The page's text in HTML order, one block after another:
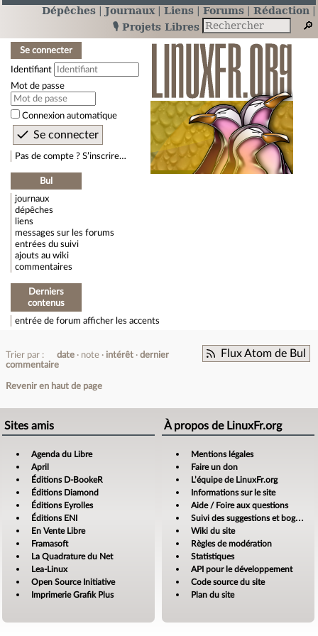
Dépêches Journaux Liens Forums
Rédaction
🎙️ Projets Libres
Se connecter
Identifiant
Mot de passe
Connexion automatique
Pas de compte ? S’inscrire…
Bul
journaux
dépêches
liens
messages sur les forums
entrées du suivi
ajouts au wiki
commentaires
Derniers
contenus
entrée de forum afficher les accents
Flux Atom de Bul
Trier par : date note intérêt
dernier
commentaire
Revenir en haut de page
Sites amis
Agenda du Libre
April
Éditions D-BookeR
Éditions Diamond
Éditions Eyrolles
Éditions ENI
En Vente Libre
Framasoft
La Quadrature du Net
Lea-Linux
Open Source Initiative
Imprimerie Grafik Plus
À propos de LinuxFr.org
Mentions légales
Faire un don
L’équipe de LinuxFr.org
Informations sur le site
Aide / Foire aux questions
Suivi des suggestions et bogues
Wiki du site
Règles de modération
Statistiques
API pour le développement
Code source du site
Plan du site